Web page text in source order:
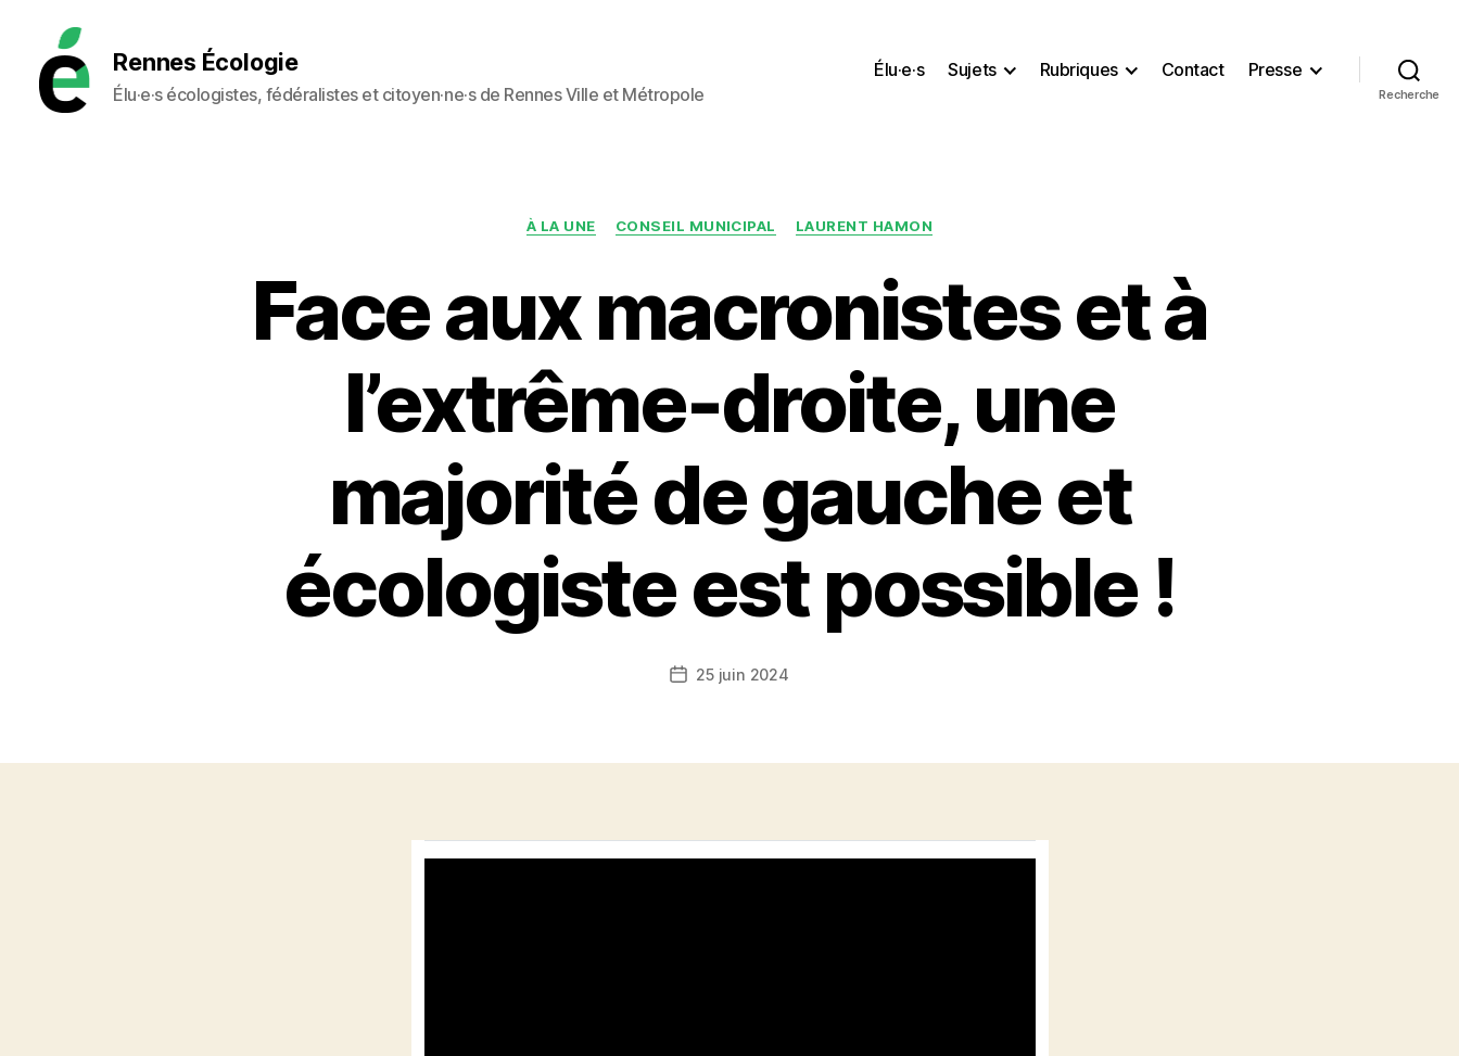
Rennes Écologie
Élu·e·s écologistes, fédéralistes et citoyen·ne·s de Rennes Ville et Métropole
Élu·e·s Sujets Rubriques Contact Presse
Recherche
Catégories
À LA UNE CONSEIL MUNICIPAL LAURENT HAMON
Face aux macronistes et à
l’extrême-droite, une
majorité de gauche et
écologiste est possible !
Date25 juin 2024